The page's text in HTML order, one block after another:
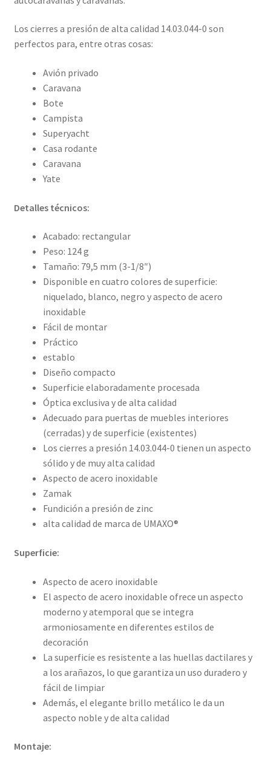
Los cierres a presión de alta calidad 14.03.044-0 son
perfectos para, entre otras cosas:
Avión privado
Caravana
Bote
Campista
Superyacht
Casa rodante
Caravana
Yate
Detalles técnicos:
Acabado: rectangular
Peso: 124 g
Tamaño: 79,5 mm (3-1/8″)
Disponible en cuatro colores de superficie:
niquelado, blanco, negro y aspecto de acero
inoxidable
Fácil de montar
Práctico
establo
Diseño compacto
Superficie elaboradamente procesada
Óptica exclusiva y de alta calidad
Adecuado para puertas de muebles interiores
(cerradas) y de superficie (existentes)
Los cierres a presión 14.03.044-0 tienen un aspecto
sólido y de muy alta calidad
Aspecto de acero inoxidable
Zamak
Fundición a presión de zinc
alta calidad de marca de UMAXO®
Superficie:
Aspecto de acero inoxidable
El aspecto de acero inoxidable ofrece un aspecto
moderno y atemporal que se integra
armoniosamente en diferentes estilos de
decoración
La superficie es resistente a las huellas dactilares y
a los arañazos, lo que garantiza un uso duradero y
fácil de limpiar
Además, el elegante brillo metálico le da un
aspecto noble y de alta calidad
Montaje: